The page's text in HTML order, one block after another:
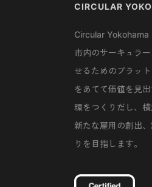
CIRCULAR
Circular Yokohama
市内のサーキュラ
せるためのプラッ
をあてて価値を見
環をつくりだし、
新たな雇用の創出
りを目指します。